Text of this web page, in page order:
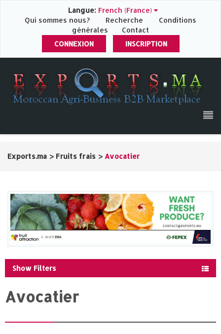
Langue: French (France)
Qui sommes nous?
Recherche
Conditions
générales
Contact
CONNEXION
INSCRIPTION
Exports.ma > Fruits frais > Avocatier
Show Filters
Avocatier